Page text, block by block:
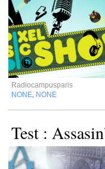
Radiocampusparis
NONE NONE
Test :